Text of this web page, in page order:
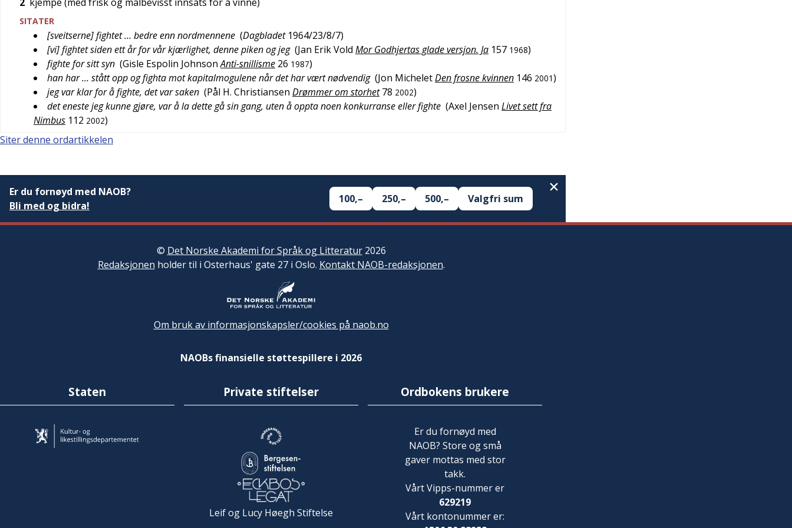
SITATER
[sveitserne] fightet … bedre enn nordmennene (Dagbladet 1964/23/8/7)
[vi] fightet siden ett år for vår kjærlighet, denne piken og jeg (Jan Erik Vold Mor Godhjertas glade versjon. Ja 157 1968)
fighte for sitt syn (Gisle Espolin Johnson Anti-snillisme 26 1987)
han har … stått opp og fighta mot kapitalmogulene når det har vært nødvendig (Jon MicheletDen frosne kvinnen 146 2001)
jeg var klar for å fighte, det var saken (Pål H. Christiansen Drømmer om storhet 78 2002)
det eneste jeg kunne gjøre, var å la dette gå sin gang, uten å oppta noen konkurranse eller fighte (Axel Jensen Livet sett fra
Nimbus 112 2002)
Siter denne ordartikkelen
Er du fornøyd med NAOB?
Bli med og bidra!
100,– 250,– 500,– Valgfri sum
© Det Norske Akademi for Språk og Litteratur2026
Redaksjonen holder til i Osterhaus' gate 27 i Oslo. Kontakt NAOB-redaksjonen.
Om bruk av informasjonskapsler/cookies på naob.no
NAOBs finansielle støttespillere i 2026
Staten Private stiftelser
Leif og Lucy Høegh Stiftelse
Ordbokens brukere
Er du fornøyd med
NAOB? Store og små
gaver mottas med stor
takk.
Vårt Vipps-nummer er
629219
Vårt kontonummer er: